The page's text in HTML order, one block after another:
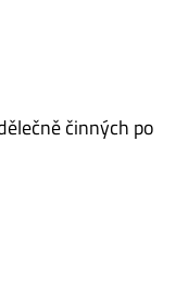
činných po